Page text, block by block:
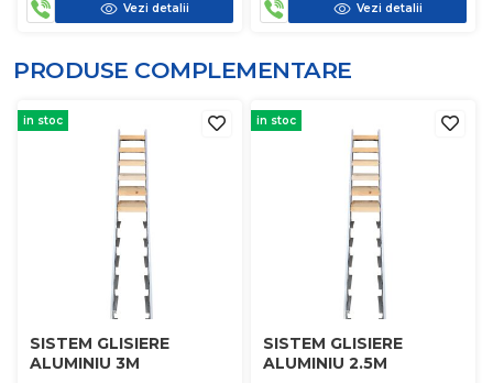
Vezi detalii Vezi detalii
PRODUSE COMPLEMENTARE
in stoc
SISTEM GLISIERE
ALUMINIU 3M
in stoc
SISTEM GLISIERE
ALUMINIU 2.5M